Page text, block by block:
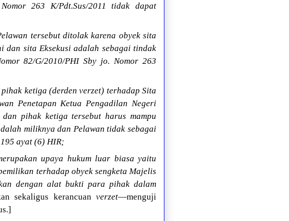
263 K/Pdt.Sus/2011 tidak dapat
tersebut ditolak karena obyek sita
dan sita Eksekusi adalah sebagai tindak
82/G/2010/PHI Sby jo. Nomor 263
ketiga (derden verzet) terhadap Sita
Penetapan Ketua Pengadilan Negeri
pihak ketiga tersebut harus mampu
miliknya dan Pelawan tidak sebagai
ayat (6) HIR;
upaya hukum luar biasa yaitu
terhadap obyek sengketa Majelis
dengan alat bukti para pihak dalam
sekaligus kerancuanverzet—menguji